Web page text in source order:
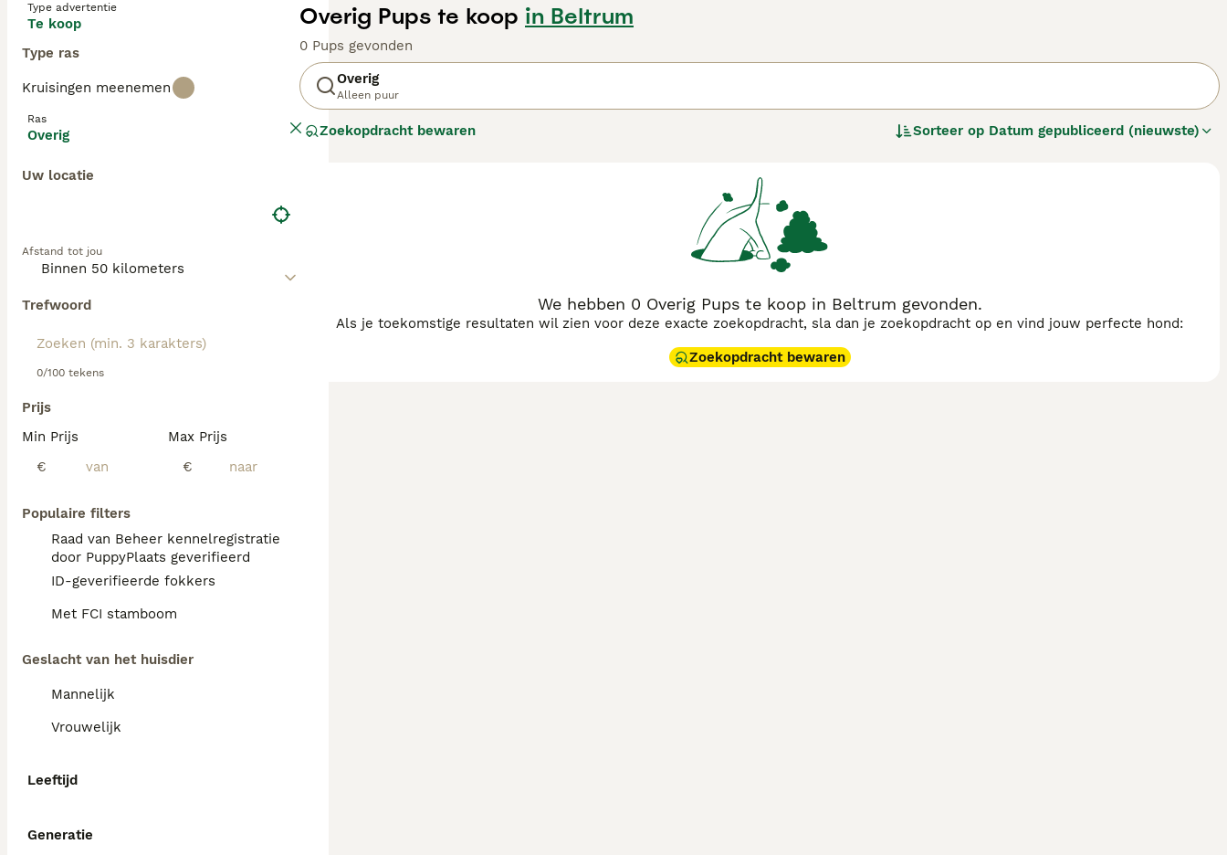
Type advertentie
Te koop
Type ras
Kruisingen meenemen
Ras
Overig
Uw locatie
Afstand tot jou
Trefwoord
0/100 tekens
Prijs
Min Prijs
€
Max Prijs
€
Populaire filters
Raad van Beheer kennelregistratie
door PuppyPlaats geverifieerd
ID-geverifieerde fokkers
Met FCI stamboom
Geslacht van het huisdier
Mannelijk
Vrouwelijk
Leeftijd
Generatie
Overig Pups te koop in Beltrum
0 Pups gevonden
Overig
Alleen puur
Zoekopdracht bewaren Sorteer op Datum gepubliceerd (nieuwste)
We hebben 0 Overig Pups te koop in Beltrum gevonden.
Als je toekomstige resultaten wil zien voor deze exacte zoekopdracht, sla dan je zoekopdracht op en vind jouw perfecte hond:
Zoekopdracht bewaren